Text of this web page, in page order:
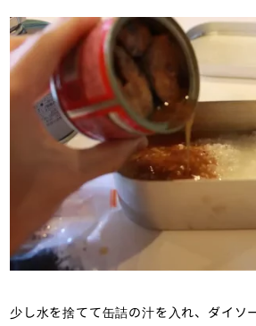
少し水を捨てて缶詰の汁を入れ、ダイソ